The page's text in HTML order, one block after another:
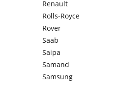
Renault
Rolls-Royce
Rover
Saab
Saipa
Samand
Samsung